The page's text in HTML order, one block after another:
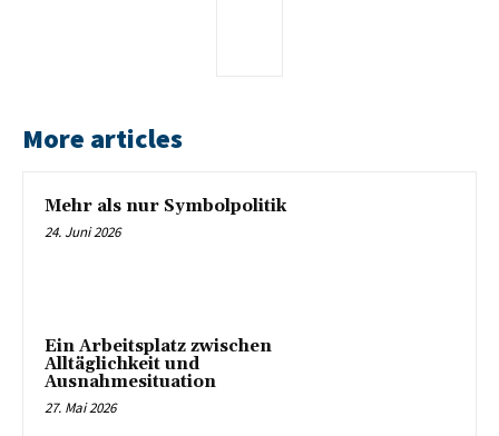
More articles
Mehr als nur Symbolpolitik
24. Juni 2026
Ein Arbeitsplatz zwischen
Alltäglichkeit und
Ausnahmesituation
27. Mai 2026